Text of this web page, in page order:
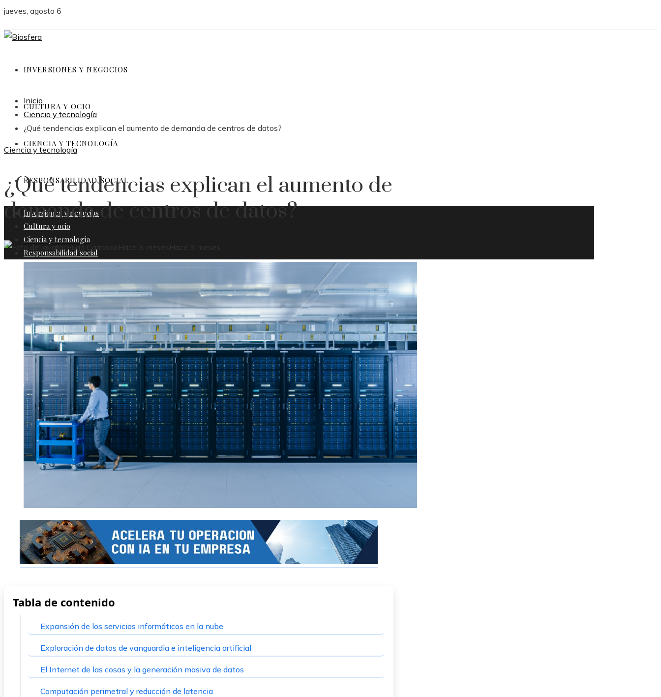
jueves, agosto 6
INVERSIONES Y NEGOCIOS
CULTURA Y OCIO
CIENCIA Y TECNOLOGÍA
RESPONSABILIDAD SOCIAL
Inversiones y negocios
Cultura y ocio
Ciencia y tecnología
Responsabilidad social
Inicio
Ciencia y tecnología
¿Qué tendencias explican el aumento de demanda de centros de datos?
Ciencia y tecnología
¿Qué tendencias explican el aumento de
demanda de centros de datos?
Hugo Carrasco Hace 3 meses Hace 3 meses
Tabla de contenido
Expansión de los servicios informáticos en la nube
Exploración de datos de vanguardia e inteligencia artificial
El Internet de las cosas y la generación masiva de datos
Computación perimetral y reducción de latencia